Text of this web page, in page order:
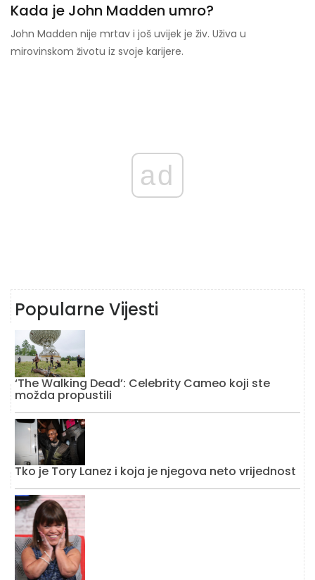
Kada je John Madden umro?
John Madden nije mrtav i još uvijek je živ. Uživa u
mirovinskom životu iz svoje karijere.
ad
Popularne Vijesti
‘The Walking Dead’: Celebrity Cameo koji ste
možda propustili
Tko je Tory Lanez i koja je njegova neto vrijednost